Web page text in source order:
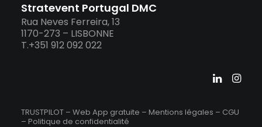
Stratevent Portugal DMC
Rua Neves Ferreira, 13
1170-273 – LISBONNE
T.+351 912 092 022
TRUSTPILOT – Web App gratuite – Mentions légales – CGU
– Politique de confidentialité